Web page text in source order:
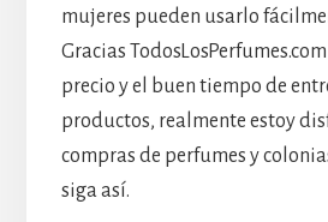
mujeres pueden usarlo
Gracias
precio y el buen tiempo de
productos, realmente estoy
compras de perfumes y
siga así.